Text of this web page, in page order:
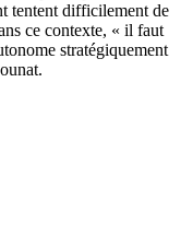
tentent difficilement de
ce contexte, « il faut
stratégiquement